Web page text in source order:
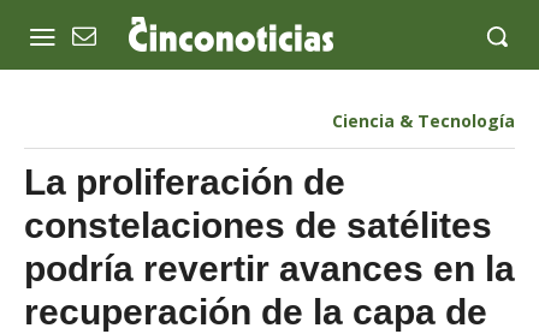
Ciencia & Tecnología
La proliferación de
constelaciones de satélites
podría revertir avances en la
recuperación de la capa de